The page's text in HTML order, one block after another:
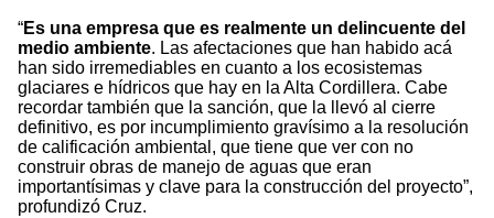
“Es una empresa que es realmente un delincuente del
medio ambiente. Las afectaciones que han habido acá
han sido irremediables en cuanto a los ecosistemas
glaciares e hídricos que hay en la Alta Cordillera. Cabe
recordar también que la sanción, que la llevó al cierre
definitivo, es por incumplimiento gravísimo a la resolución
de calificación ambiental, que tiene que ver con no
construir obras de manejo de aguas que eran
importantísimas y clave para la construcción del proyecto”,
profundizó Cruz.